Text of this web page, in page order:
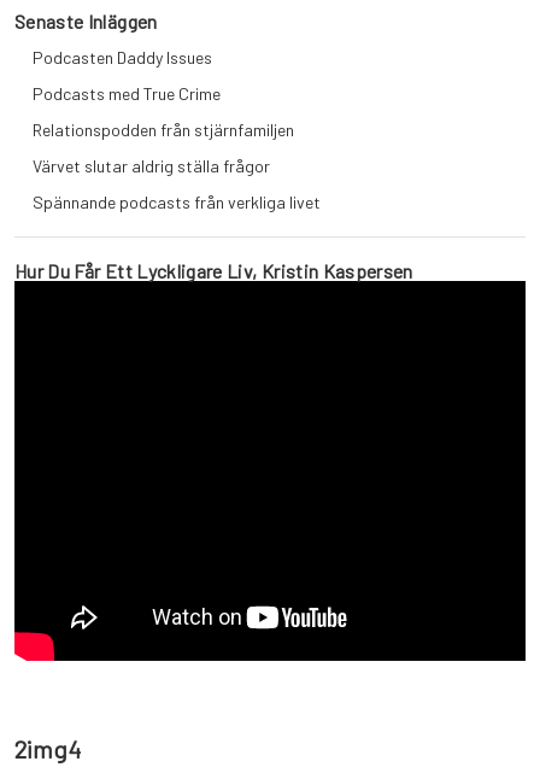
2img4
Senaste Inläggen
Podcasten Daddy Issues
Podcasts med True Crime
Relationspodden från stjärnfamiljen
Värvet slutar aldrig ställa frågor
Spännande podcasts från verkliga livet
Hur Du Får Ett Lyckligare Liv, Kristin Kaspersen